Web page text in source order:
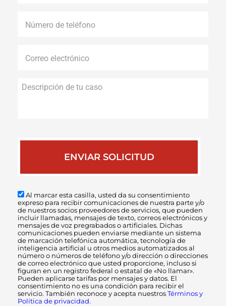
de
electrónico *
Al marcar esta casilla, usted da su consentimiento
expreso para recibir comunicaciones de nuestra parte y/o
de nuestros socios proveedores de servicios, que pueden
incluir llamadas, mensajes de texto, correos electrónicos y
mensajes de voz pregrabados o artificiales. Dichas
comunicaciones pueden enviarse mediante un sistema
de marcación telefónica automática, tecnología de
inteligencia artificial u otros medios automatizados al
número o números de teléfono y/o dirección o direcciones
de correo electrónico que usted proporcione, incluso si
figuran en un registro federal o estatal de «No llamar».
Pueden aplicarse tarifas por mensajes y datos. El
consentimiento no es una condición para recibir el
servicio. También reconoce y acepta nuestros Términos y
Política de privacidad.